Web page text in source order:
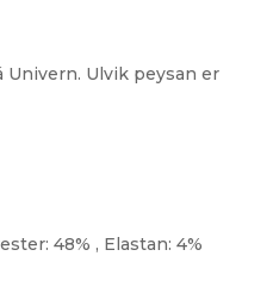
Ulvik peysan er
48% , Elastan: 4%